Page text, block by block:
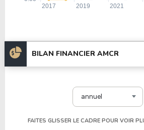
BILAN FINANCIER AMCR
annuel
FAITES GLISSER LE CADRE POUR VOIR